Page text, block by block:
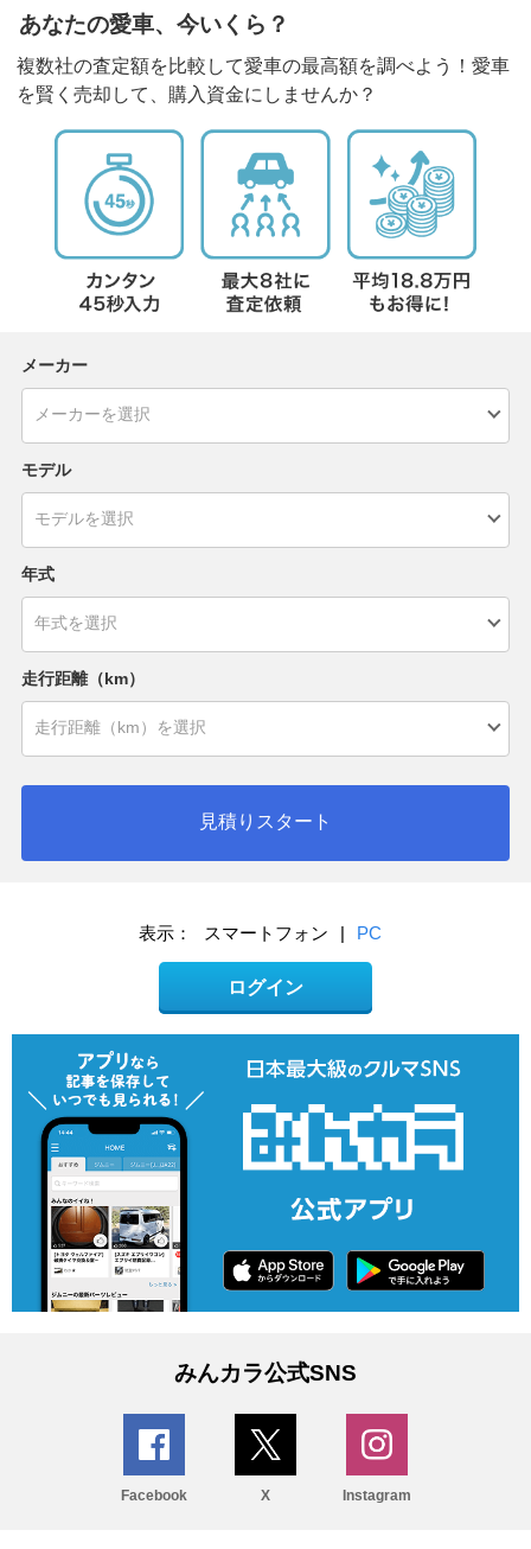
あなたの愛車、今いくら？
複数社の査定額を比較して愛車の最高額を調べよう！愛車
を賢く売却して、購入資金にしませんか？
メーカー
モデル
年式
走行距離（km）
見積りスタート
表示： スマートフォン | PC
ログイン
みんカラ公式SNS
Facebook X Instagram